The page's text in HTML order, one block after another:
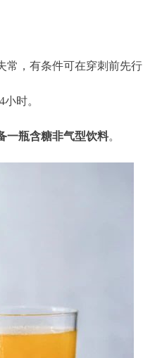
常，有条件可在穿刺前先行
时。
一瓶含糖非气型饮料。